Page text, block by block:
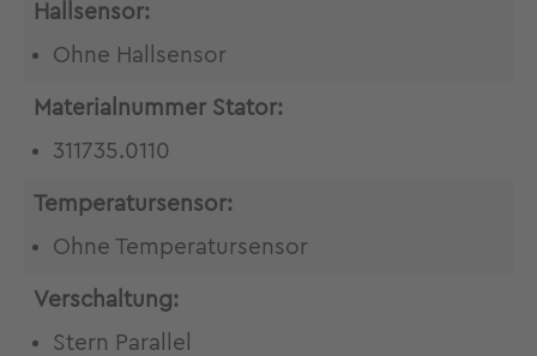
Hallsensor:
Ohne Hallsensor
Materialnummer Stator:
311735.0110
Temperatursensor:
Ohne Temperatursensor
Verschaltung:
Stern Parallel